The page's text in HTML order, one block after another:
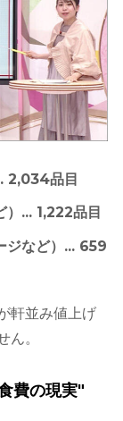
2,034品目
... 1,222品目
ジなど）... 659
軒並み値上げ
。
費の現実"